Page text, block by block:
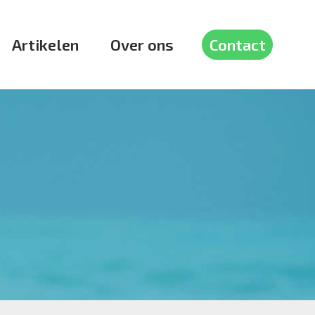
Artikelen Over ons Contact